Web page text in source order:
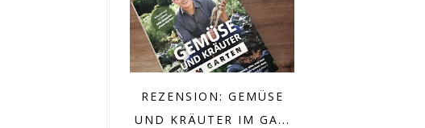
REZENSION: GEMÜSE
UND KRÄUTER IM GA...